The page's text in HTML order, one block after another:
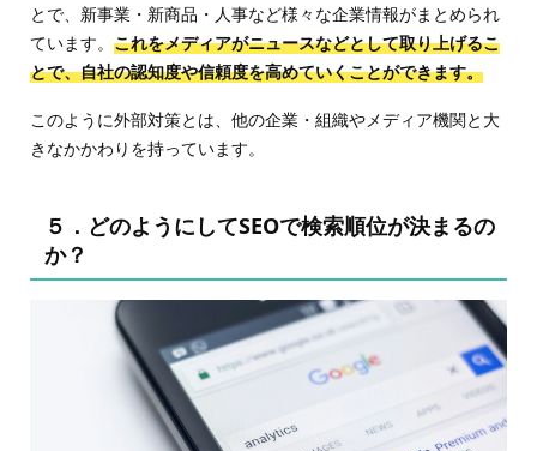
とで、新事業・新商品・人事など様々な企業情報がまとめられ
ています。 これをメディアがニュースなどとして取り上げるこ
とで、自社の認知度や信頼度を高めていくことができます。
このように外部対策とは、他の企業・組織やメディア機関と大
きなかかわりを持っています。
５．どのようにしてSEOで検索順位が決まるの
か？